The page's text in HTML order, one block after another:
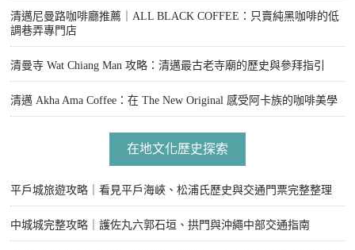
清邁尼曼路咖啡廳推薦｜ALL BLACK COFFEE：只賣純黑咖啡的低
調巷弄專門店
清曼寺 Wat Chiang Man 攻略：清邁最古老寺廟的歷史與參拜指引
清邁 Akha Ama Coffee：在 The New Original 感受阿卡族的咖啡美學
在地文化歷史探索
平戶城旅遊攻略｜看見平戶海峽、松浦氏歷史與交通門票完整整理
中城城完整攻略｜護佐丸六郭石垣、拱門與沖繩中部交通指南